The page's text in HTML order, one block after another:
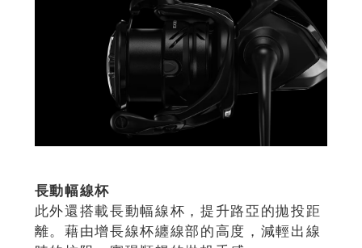
長動幅線杯
此外還搭載長動幅線杯，提升路亞的拋投距
離。藉由增長線杯纏線部的高度，減輕出線